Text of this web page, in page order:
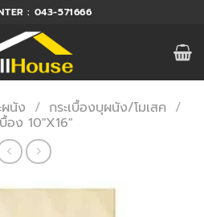
: 043-571666
นัง / กระเบื้องบุผนัง/โมเสค /
บื้อง 10"X16"